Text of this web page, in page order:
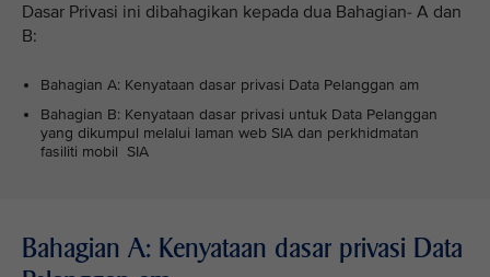
Dasar Privasi ini dibahagikan kepada dua Bahagian- A dan
B:
Bahagian A: Kenyataan dasar privasi Data Pelanggan am
Bahagian B: Kenyataan dasar privasi untuk Data Pelanggan
yang dikumpul melalui laman web SIA dan perkhidmatan
fasiliti mobil SIA
Bahagian A: Kenyataan dasar privasi Data